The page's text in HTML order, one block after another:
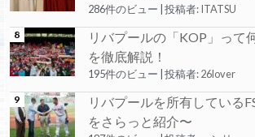
286件のビュー 投稿者:ITATSU
リバプールの「KOP」っ
を徹底解説！
195件のビュー 投稿者:26lover
リバプールを所有している
をさらっと紹介〜